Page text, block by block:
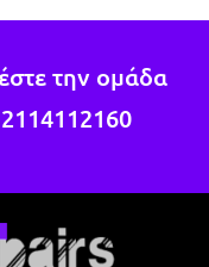
την ομάδα
2114112160